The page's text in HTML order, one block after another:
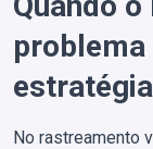
estratégia
No rastreamento